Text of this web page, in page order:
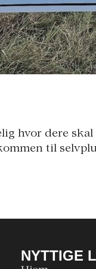
hvor dere
til
NYTTIGE